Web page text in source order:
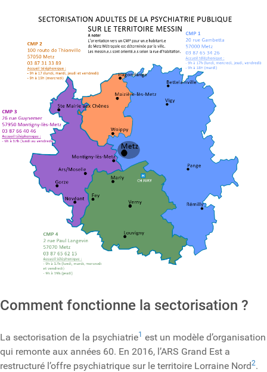
Comment fonctionne la sectorisation ?
La sectorisation de la psychiatrie1 est un modèle d’organisation
qui remonte aux années 60. En 2016, l’ARS Grand Est a
restructuré l’offre psychiatrique sur le territoire Lorraine Nord2.